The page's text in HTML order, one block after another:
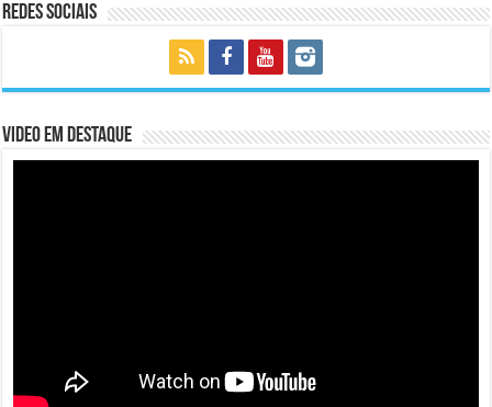
Redes Sociais
Video em Destaque